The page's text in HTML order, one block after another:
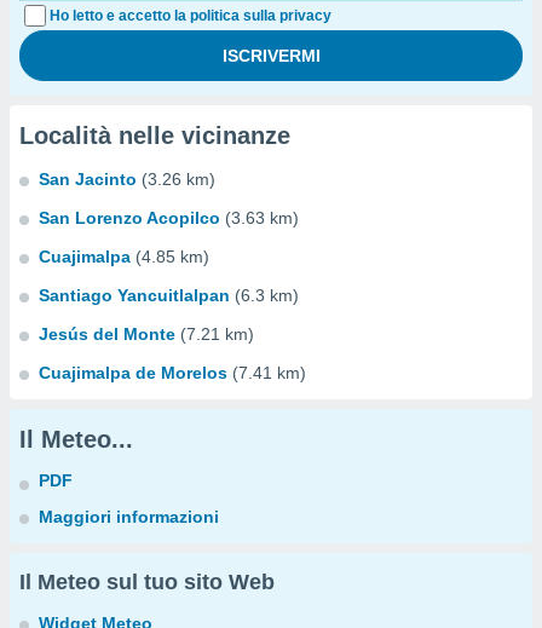
Ho letto e accetto la politica sulla privacy
Località nelle vicinanze
San Jacinto (3.26 km)
San Lorenzo Acopilco (3.63 km)
Cuajimalpa (4.85 km)
Santiago Yancuitlalpan (6.3 km)
Jesús del Monte (7.21 km)
Cuajimalpa de Morelos (7.41 km)
Il Meteo...
PDF
Maggiori informazioni
Il Meteo sul tuo sito Web
Widget Meteo